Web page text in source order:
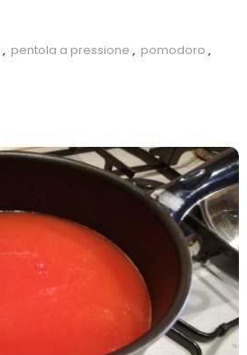
, pentola a pressione , pomodoro ,